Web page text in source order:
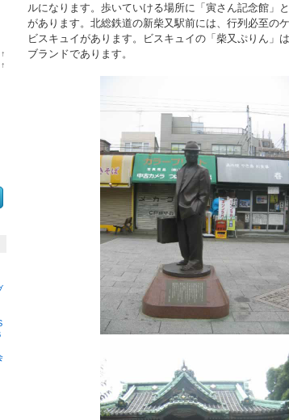
↑
↑
ルになります。歩いていける場所に「寅さん記念館」と
があります。北総鉄道の新柴又駅前には、行列必至のケ
ビスキュイがあります。ビスキュイの「柴又ぷりん」
ブランドであります。